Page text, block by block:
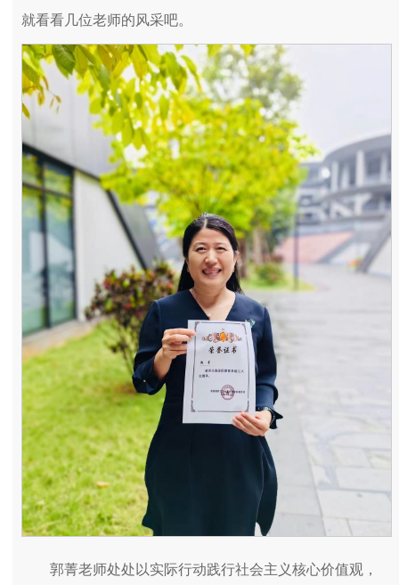
就看看几位老师的风采吧。
郭菁老师处处以实际行动践行社会主义核心价值观，